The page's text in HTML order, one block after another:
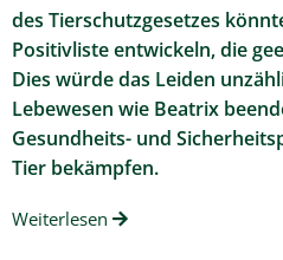
des Tierschutzgesetzes
Positivliste entwickeln, die
Dies würde das Leiden
Lebewesen wie Beatrix
Gesundheits- und
Tier bekämpfen.
Weiterlesen